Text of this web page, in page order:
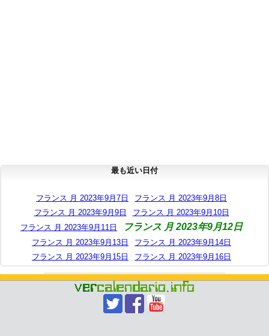
最も近い日付
フランス 月 2023年9月7日
フランス 月 2023年9月8日
フランス 月 2023年9月9日
フランス 月 2023年9月10日
フランス 月 2023年9月11日
フランス 月 2023年9月12日
フランス 月 2023年9月13日
フランス 月 2023年9月14日
フランス 月 2023年9月15日
フランス 月 2023年9月16日